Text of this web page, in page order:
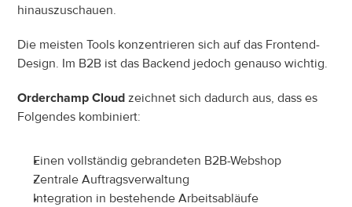
hinauszuschauen.
Die meisten Tools konzentrieren sich auf das Frontend-
Design. Im B2B ist das Backend jedoch genauso wichtig.
Orderchamp Cloud zeichnet sich dadurch aus, dass es
Folgendes kombiniert:
Einen vollständig gebrandeten B2B-Webshop
Zentrale Auftragsverwaltung
Integration in bestehende Arbeitsabläufe